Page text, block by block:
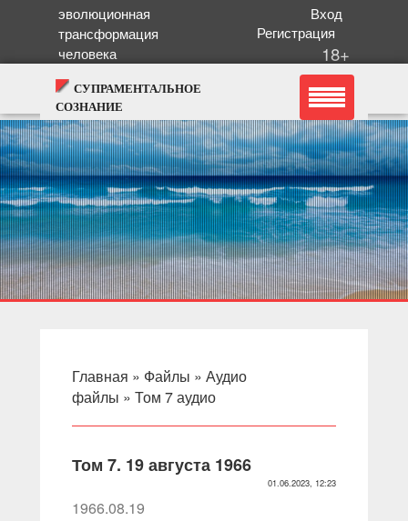
эволюционная
трансформация
человека
Вход
Регистрация
18+
СУПРАМЕНТАЛЬНОЕ
СОЗНАНИЕ
Главная » Файлы » Аудио
файлы » Том 7 аудио
Том 7. 19 августа 1966
01.06.2023, 12:23
1966.08.19